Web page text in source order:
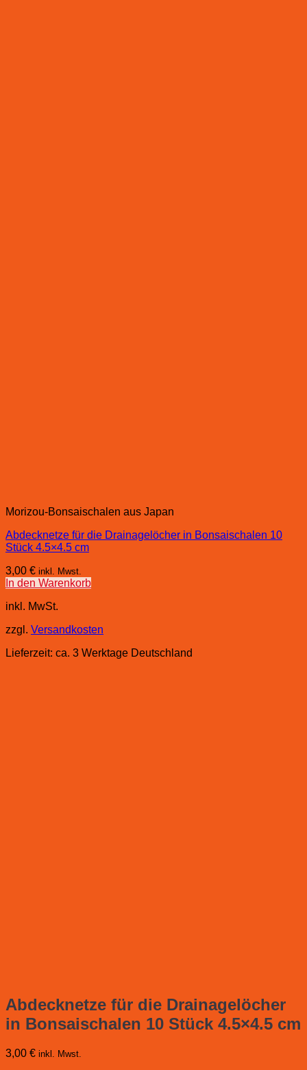
Morizou-Bonsaischalen aus Japan
Abdecknetze für die Drainagelöcher in Bonsaischalen 10
Stück 4.5×4.5 cm
3,00 € inkl. Mwst.
In den Warenkorb
inkl. MwSt.
zzgl. Versandkosten
Lieferzeit: ca. 3 Werktage Deutschland
Abdecknetze für die Drainagelöcher
in Bonsaischalen 10 Stück 4.5×4.5 cm
3,00 € inkl. Mwst.